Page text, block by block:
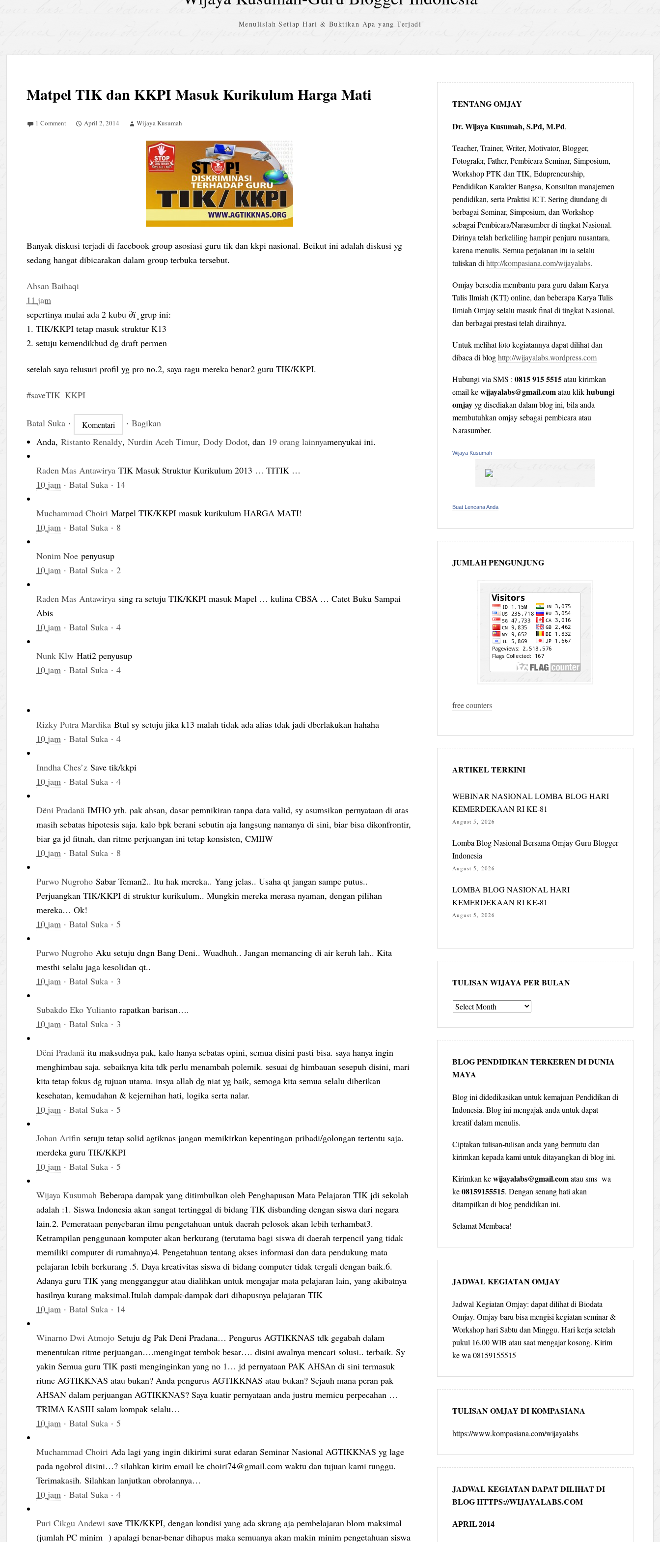
Menulislah Setiap Hari & Buktikan Apa yang Terjadi
Matpel TIK dan KKPI Masuk Kurikulum Harga Mati
1 Comment April 2, 2014 Wijaya Kusumah
Banyak diskusi terjadi di facebook group asosiasi guru tik dan kkpi nasional. Beikut ini adalah diskusi yg
sedang hangat dibicarakan dalam group terbuka tersebut.
Ahsan Baihaqi
11 jam
sepertinya mulai ada 2 kubu ∂ï ̝ grup ini:
1. TIK/KKPI tetap masuk struktur K13
2. setuju kemendikbud dg draft permen
setelah saya telusuri profil yg pro no.2, saya ragu mereka benar2 guru TIK/KKPI.
‪#‎saveTIK_KKPI‬
Batal Suka · ·Bagikan
Anda,Ristanto Renaldy,Nurdin Aceh Timur,Dody Dodot, dan 19 orang lainnyamenyukai ini.
Raden Mas Antawirya TIK Masuk Struktur Kurikulum 2013 … TITIK …
10 jam ·Batal Suka · 14
Muchammad Choiri Matpel TIK/KKPI masuk kurikulum HARGA MATI!
10 jam ·Batal Suka · 8
Nonim Noe penyusup
10 jam ·Batal Suka ·2
Raden Mas Antawirya sing ra setuju TIK/KKPI masuk Mapel … kulina CBSA … Catet Buku Sampai
Abis
10 jam ·Batal Suka ·4
Nunk Klw Hati2 penyusup
10 jam ·Batal Suka ·4
Rizky Putra Mardika Btul sy setuju jika k13 malah tidak ada alias tdak jadi dberlakukan hahaha
10 jam ·Batal Suka ·4
Inndha Ches’z Save tik/kkpi
10 jam ·Batal Suka ·4
Dëni Pradanä IMHO yth. pak ahsan, dasar pemnikiran tanpa data valid, sy asumsikan pernyataan di atas
masih sebatas hipotesis saja. kalo bpk berani sebutin aja langsung namanya di sini, biar bisa dikonfrontir,
biar ga jd fitnah, dan ritme perjuangan ini tetap konsisten, CMIIW
10 jam ·Batal Suka · 8
Purwo Nugroho Sabar Teman2.. Itu hak mereka.. Yang jelas.. Usaha qt jangan sampe putus..
Perjuangkan TIK/KKPI di struktur kurikulum.. Mungkin mereka merasa nyaman, dengan pilihan
mereka… Ok!
10 jam ·Batal Suka ·5
Purwo Nugroho Aku setuju dngn Bang Deni.. Wuadhuh.. Jangan memancing di air keruh lah.. Kita
mesthi selalu jaga kesolidan qt..
10 jam ·Batal Suka · 3
Subakdo Eko Yulianto rapatkan barisan….
10 jam ·Batal Suka · 3
Dëni Pradanä itu maksudnya pak, kalo hanya sebatas opini, semua disini pasti bisa. saya hanya ingin
menghimbau saja. sebaiknya kita tdk perlu menambah polemik. sesuai dg himbauan sesepuh disini, mari
kita tetap fokus dg tujuan utama. insya allah dg niat yg baik, semoga kita semua selalu diberikan
kesehatan, kemudahan & kejernihan hati, logika serta nalar.
10 jam ·Batal Suka ·5
Johan Arifin setuju tetap solid agtiknas jangan memikirkan kepentingan pribadi/golongan tertentu saja.
merdeka guru TIK/KKPI
10 jam ·Batal Suka ·5
Wijaya Kusumah Beberapa dampak yang ditimbulkan oleh Penghapusan Mata Pelajaran TIK jdi sekolah
adalah :1. Siswa Indonesia akan sangat tertinggal di bidang TIK disbanding dengan siswa dari negara
lain.2. Pemerataan penyebaran ilmu pengetahuan untuk daerah pelosok akan lebih terhambat3.
Ketrampilan penggunaan komputer akan berkurang (terutama bagi siswa di daerah terpencil yang tidak
memiliki computer di rumahnya)4. Pengetahuan tentang akses informasi dan data pendukung mata
pelajaran lebih berkurang .5. Daya kreativitas siswa di bidang computer tidak tergali dengan baik.6.
Adanya guru TIK yang mengganggur atau dialihkan untuk mengajar mata pelajaran lain, yang akibatnya
hasilnya kurang maksimal.Itulah dampak-dampak dari dihapusnya pelajaran TIK
10 jam ·Batal Suka · 14
Winarno Dwi Atmojo Setuju dg Pak Deni Pradana… Pengurus AGTIKKNAS tdk gegabah dalam
menentukan ritme perjuangan….mengingat tembok besar…. disini awalnya mencari solusi.. terbaik. Sy
yakin Semua guru TIK pasti menginginkan yang no 1… jd pernyataan PAK AHSAn di sini termasuk
ritme AGTIKKNAS atau bukan? Anda pengurus AGTIKKNAS atau bukan? Sejauh mana peran pak
AHSAN dalam perjuangan AGTIKKNAS? Saya kuatir pernyataan anda justru memicu perpecahan …
TRIMA KASIH salam kompak selalu…
10 jam ·Batal Suka ·5
Muchammad Choiri Ada lagi yang ingin dikirimi surat edaran Seminar Nasional AGTIKKNAS yg lage
pada ngobrol disini…? silahkan kirim email ke choiri74@gmail.com waktu dan tujuan kami tunggu.
Terimakasih. Silahkan lanjutkan obrolannya…
10 jam ·Batal Suka ·4
Puri Cikgu Andewi save TIK/KKPI, dengan kondisi yang ada skrang aja pembelajaran blom maksimal
(jumlah PC minim ) apalagi benar-benar dihapus maka semuanya akan makin minim pengetahuan siswa
TENTANG OMJAY
Dr. Wijaya Kusumah, S.Pd, M.Pd,
Teacher, Trainer, Writer, Motivator, Blogger,
Fotografer, Father, Pembicara Seminar, Simposium,
Workshop PTK dan TIK, Edupreneurship,
Pendidikan Karakter Bangsa, Konsultan manajemen
pendidikan, serta Praktisi ICT. Sering diundang di
berbagai Seminar, Simposium, dan Workshop
sebagai Pembicara/Narasumber di tingkat Nasional.
Dirinya telah berkeliling hampir penjuru nusantara,
karena menulis. Semua perjalanan itu ia selalu
tuliskan di http://kompasiana.com/wijayalabs.
Omjay bersedia membantu para guru dalam Karya
Tulis Ilmiah (KTI) online, dan beberapa Karya Tulis
Ilmiah Omjay selalu masuk final di tingkat Nasional,
dan berbagai prestasi telah diraihnya.
Untuk melihat foto kegiatannya dapat dilihat dan
dibaca di bloghttp://wijayalabs.wordpress.com
Hubungi via SMS : 0815 915 5515atau kirimkan
email kewijayalabs@gmail.comatau klikhubungi
omjayyg disediakan dalam blog ini, bila anda
membutuhkan omjay sebagai pembicara atau
Narasumber.
Wijaya Kusumah
Buat Lencana Anda
JUMLAH PENGUNJUNG
free counters
ARTIKEL TERKINI
WEBINAR NASIONAL LOMBA BLOG HARI
KEMERDEKAAN RI KE-81
August 5, 2026
Lomba Blog Nasional Bersama Omjay Guru Blogger
Indonesia
August 5, 2026
LOMBA BLOG NASIONAL HARI
KEMERDEKAAN RI KE-81
August 5, 2026
TULISAN WIJAYA PER BULAN
Tulisan
per
bulan
BLOG PENDIDIKAN TERKEREN DI DUNIA
MAYA
Blog ini didedikasikan untuk kemajuan Pendidikan di
Indonesia. Blog ini mengajak anda untuk dapat
kreatif dalam menulis.
Ciptakan tulisan-tulisan anda yang bermutu dan
kirimkan kepada kami untuk ditayangkan di blog ini.
Kirimkan kewijayalabs@gmail.comatau sms wa
ke08159155515. Dengan senang hati akan
ditampilkan di blog pendidikan ini.
Selamat Membaca!
JADWAL KEGIATAN OMJAY
Jadwal Kegiatan Omjay: dapat dilihat di Biodata
Omjay. Omjay baru bisa mengisi kegiatan seminar &
Workshop hari Sabtu dan Minggu. Hari kerja setelah
pukul 16.00 WIB atau saat mengajar kosong. Kirim
ke wa 08159155515
TULISAN OMJAY DI KOMPASIANA
https://www.kompasiana.com/wijayalabs
JADWAL KEGIATAN DAPAT DILIHAT DI
BLOG HTTPS://WIJAYALABS.COM
APRIL 2014